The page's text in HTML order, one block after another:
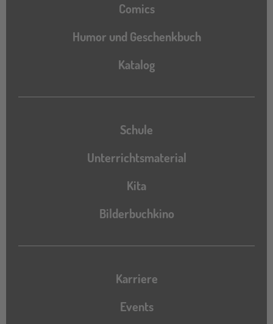
Comics
Humor und Geschenkbuch
Katalog
Katalog
Schule
Unterrichtsmaterial
Kita
Bilderbuchkino
Karriere
Events